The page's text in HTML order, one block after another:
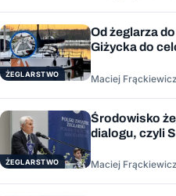
ŻEGLARSTWO
Od żeglarza
Giżycka do
Maciej Frąckiewicz
ŻEGLARSTWO
Środowisko
dialogu, czyli
Maciej Frąckiewicz